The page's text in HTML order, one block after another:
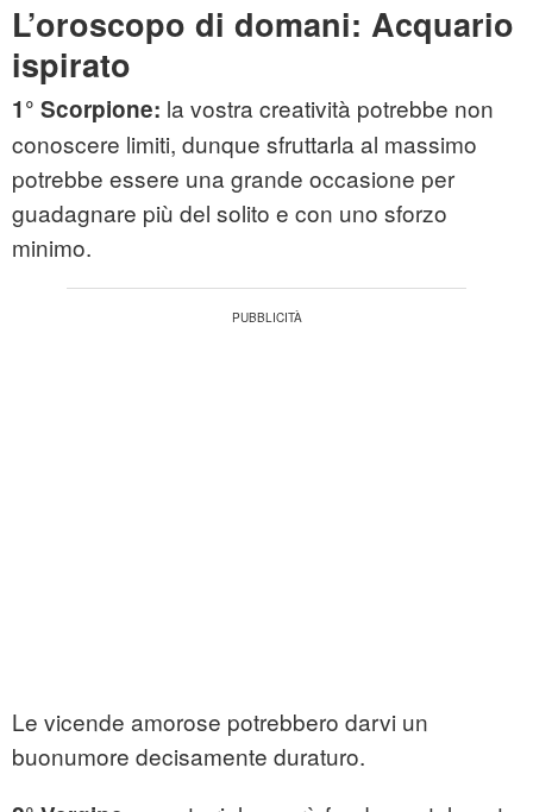
L’oroscopo di domani: Acquario
ispirato
1° Scorpione: la vostra creatività potrebbe non
conoscere limiti, dunque sfruttarla al massimo
potrebbe essere una grande occasione per
guadagnare più del solito e con uno sforzo
minimo.
Le vicende amorose potrebbero darvi un
buonumore decisamente duraturo.